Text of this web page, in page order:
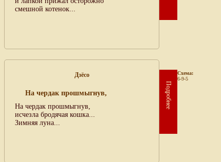
смешной котенок...
Дзёсо
На чердак прошмыгнув,
На чердак прошмыгнув,
исчезла бродячая кошка...
Зимняя луна...
Подробнее
Схема:
6-9-5